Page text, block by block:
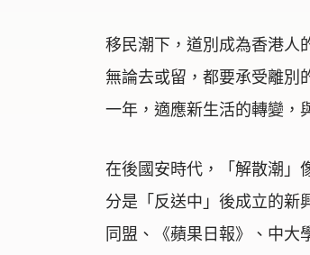
移民潮下，道別成為香港人
無論去或留，都要承受離別
一年，適應新生活的轉變，
在後國安時代，「解散潮」
分是「反送中」後成立的新
同盟、《蘋果日報》、中